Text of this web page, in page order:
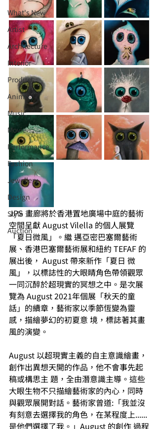
What's New
Artist
Architecture
Interior
⁠⁠Product
Anime
Music
⁠⁠Movie
⁠⁠Performance
⁠Fashion
⁠⁠Jewellery
Design
Style
Auction
JPS 畫廊將於香港置地廣場中庭的藝術
空間呈獻 August Vilella 的個人展覽
「夏日微風」。繼 邁亞密巴塞爾藝術
展、香港巴塞爾藝術展和紐約 TEFAF 的
展出後， August 帶來新作「夏日 微
風」，以標誌性的大眼睛角色帶領觀眾
一同沉醉於超現實的冥想之中。是次展
覽為 August 2021年個展「秋天的童
話」的續章，藝術家以季節恆變為靈
感，描繪夢幻的初夏意 境，標誌著其畫
風的演變。
August 以超現實主義的自主意識繪畫，
創作出異想天開的作品，他不會事先起
稿或構思主 題，全由潛意識主導。這些
大眼生物不只描繪藝術家的內心，同時
與觀眾展開對話。藝術家曾道:「我並沒
有刻意去選擇我的角色，在某程度上......
是他們選擇了我。」August 的創作 過程